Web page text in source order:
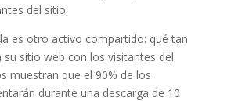
del sitio.
es otro activo compartido: qué tan
sitio web con los visitantes del
muestran que el 90% de los
durante una descarga de 10